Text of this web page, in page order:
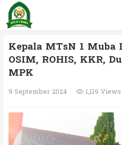
Kepala MTsN 1 Muba
OSIM, ROHIS, KKR,
MPK
9 September 2024 1,119 Views